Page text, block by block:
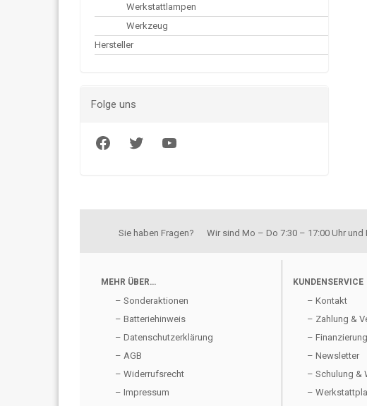
Werkstattlampen
Werkzeug
Hersteller
Folge uns
FacebookTwitter YouTube
Sie haben Fragen? Wir sind Mo – Do 7:30 – 17:00 Uhr
MEHR ÜBER…
– Sonderaktionen
– Batteriehinweis
– Datenschutzerklärung
– AGB
– Widerrufsrecht
– Impressum
KUNDENSERVICE
– Kontakt
– Zahlung &
–
– Newsletter
– Schulung &
–